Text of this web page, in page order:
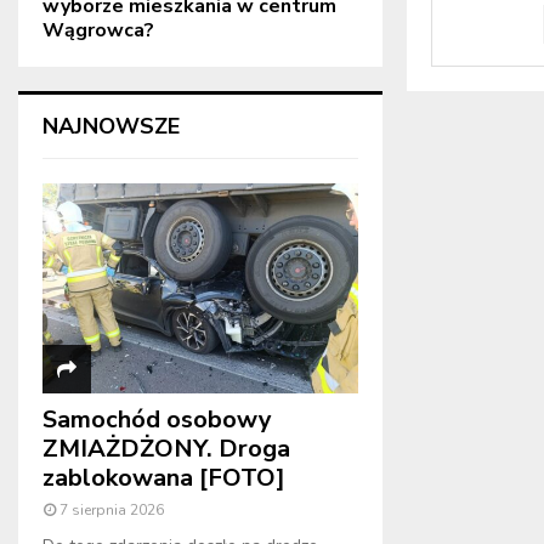
wyborze mieszkania w centrum
Wągrowca?
NAJNOWSZE
Samochód osobowy
ZMIAŻDŻONY. Droga
zablokowana [FOTO]
7 sierpnia 2026